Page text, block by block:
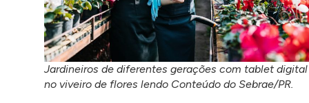
Jardineiros de diferentes gerações com tablet digital
no viveiro de flores lendo Conteúdo do Sebrae/PR.